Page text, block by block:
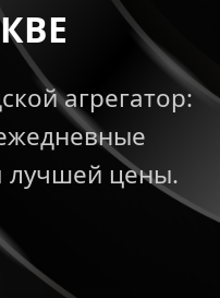
агрегатор:
лучшей цены.